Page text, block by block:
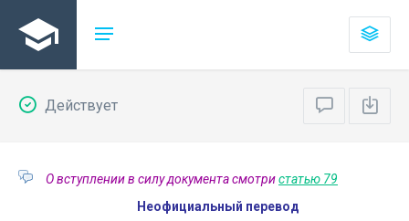
Действует
О вступлении в силу документа смотристатью 79
Неофициальный перевод